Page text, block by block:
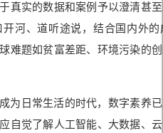
真实的数据和案例予以澄清甚
河、道听途说，结合国内外
难题如贫富差距、环境污染的
为日常生活的时代，数字素养
自觉了解人工智能、大数据、